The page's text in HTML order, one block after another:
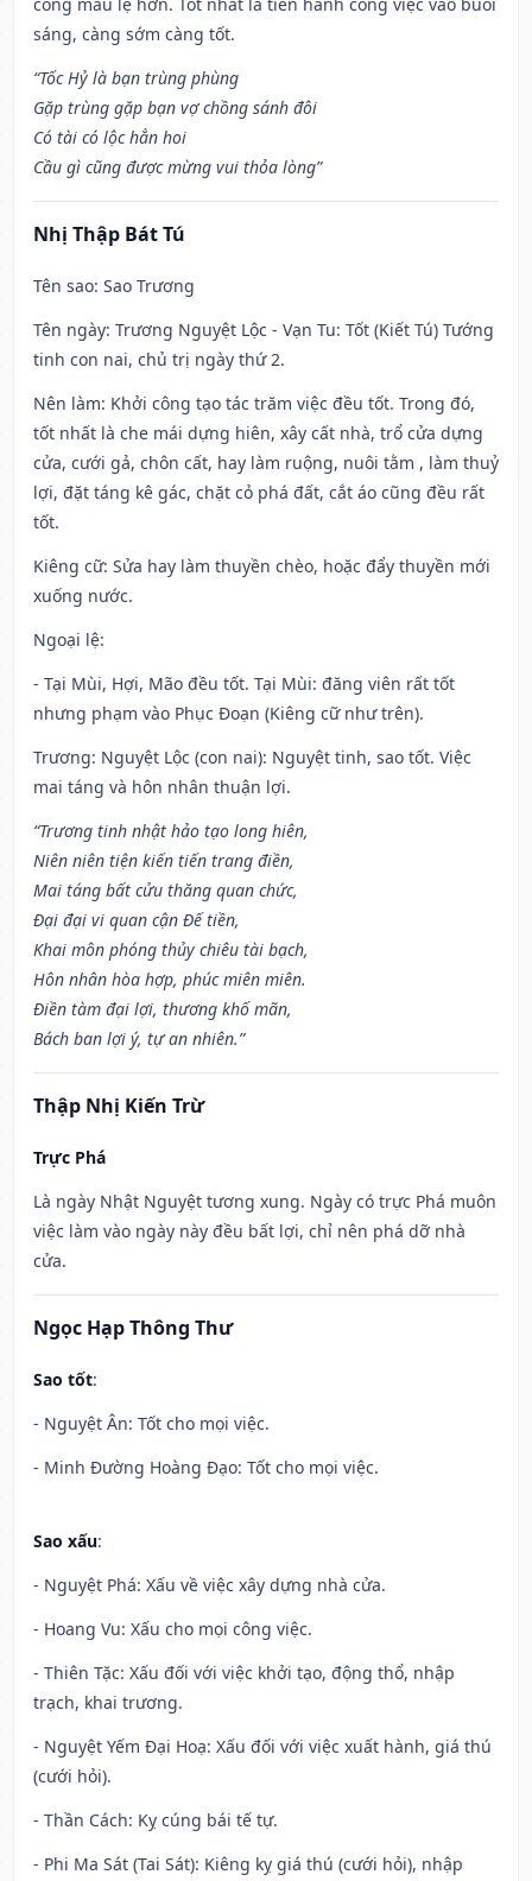
sáng, càng sớm càng tốt.
“Tốc Hỷ là bạn trùng phùng
Gặp trùng gặp bạn vợ chồng sánh đôi
Có tài có lộc hẳn hoi
Cầu gì cũng được mừng vui thỏa lòng”
Nhị Thập Bát Tú
Tên sao: Sao Trương
Tên ngày: Trương Nguyệt Lộc - Vạn Tu: Tốt (Kiết Tú) Tướng
tinh con nai, chủ trị ngày thứ 2.
Nên làm: Khởi công tạo tác trăm việc đều tốt. Trong đó,
tốt nhất là che mái dựng hiên, xây cất nhà, trổ cửa dựng
cửa, cưới gả, chôn cất, hay làm ruộng, nuôi tằm , làm thuỷ
lợi, đặt táng kê gác, chặt cỏ phá đất, cắt áo cũng đều rất
tốt.
Kiêng cữ: Sửa hay làm thuyền chèo, hoặc đẩy thuyền mới
xuống nước.
Ngoại lệ:
- Tại Mùi, Hợi, Mão đều tốt. Tại Mùi: đăng viên rất tốt
nhưng phạm vào Phục Đoạn (Kiêng cữ như trên).
Trương: Nguyệt Lộc (con nai): Nguyệt tinh, sao tốt. Việc
mai táng và hôn nhân thuận lợi.
“Trương tinh nhật hảo tạo long hiên,
Niên niên tiện kiến tiến trang điền,
Mai táng bất cửu thăng quan chức,
Đại đại vi quan cận Đế tiền,
Khai môn phóng thủy chiêu tài bạch,
Hôn nhân hòa hợp, phúc miên miên.
Điền tàm đại lợi, thương khố mãn,
Bách ban lợi ý, tự an nhiên.”
Thập Nhị Kiến Trừ
Trực Phá
Là ngày Nhật Nguyệt tương xung. Ngày có trực Phá muôn
việc làm vào ngày này đều bất lợi, chỉ nên phá dỡ nhà
cửa.
Ngọc Hạp Thông Thư
Sao tốt:
- Nguyệt Ân: Tốt cho mọi việc.
- Minh Đường Hoàng Đạo: Tốt cho mọi việc.
Sao xấu:
- Nguyệt Phá: Xấu về việc xây dựng nhà cửa.
- Hoang Vu: Xấu cho mọi công việc.
- Thiên Tặc: Xấu đối với việc khởi tạo, động thổ, nhập
trạch, khai trương.
- Nguyệt Yếm Đại Hoạ: Xấu đối với việc xuất hành, giá thú
(cưới hỏi).
- Thần Cách: Kỵ cúng bái tế tự.
- Phi Ma Sát (Tai Sát): Kiêng kỵ giá thú (cưới hỏi), nhập